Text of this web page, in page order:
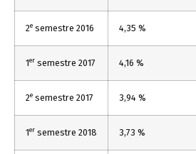
2e semestre 2016 4,35 %
1er semestre 2017 4,16 %
2e semestre 2017 3,94 %
1er semestre 2018 3,73 %